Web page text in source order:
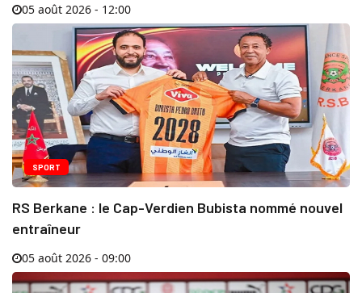
05 août 2026 - 12:00
SPORT
RS Berkane : le Cap-Verdien Bubista nommé nouvel
entraîneur
05 août 2026 - 09:00